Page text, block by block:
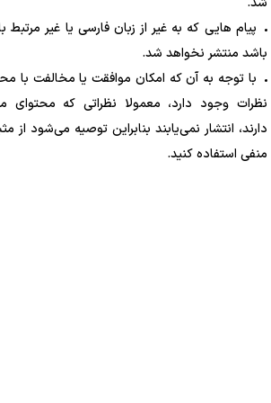
پیام هایی که به غیر از زبان فارسی یا غیر مرتبط
باشد منتشر نخواهد شد.
با توجه به آن که امکان موافقت یا مخالفت با
نظرات وجود دارد، معمولا نظراتی که محتوای
دارند، انتشار نمی‌یابند بنابراین توصیه می‌شود از
منفی استفاده کنید.